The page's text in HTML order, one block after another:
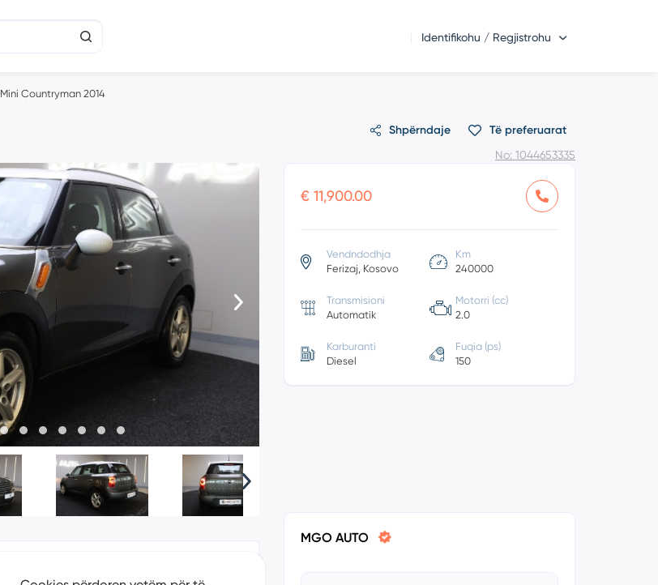
Identifikohu / Regjistrohu
Mini Countryman 2014
Shpërndaje Të preferuarat
No: 1044653335
€ 11,900.00
Vendndodhja
Ferizaj, Kosovo
Km
240000
Transmisioni
Automatik
Motorri (cc)
2.0
Karburanti
Diesel
Fuqia (ps)
150
MGO AUTO